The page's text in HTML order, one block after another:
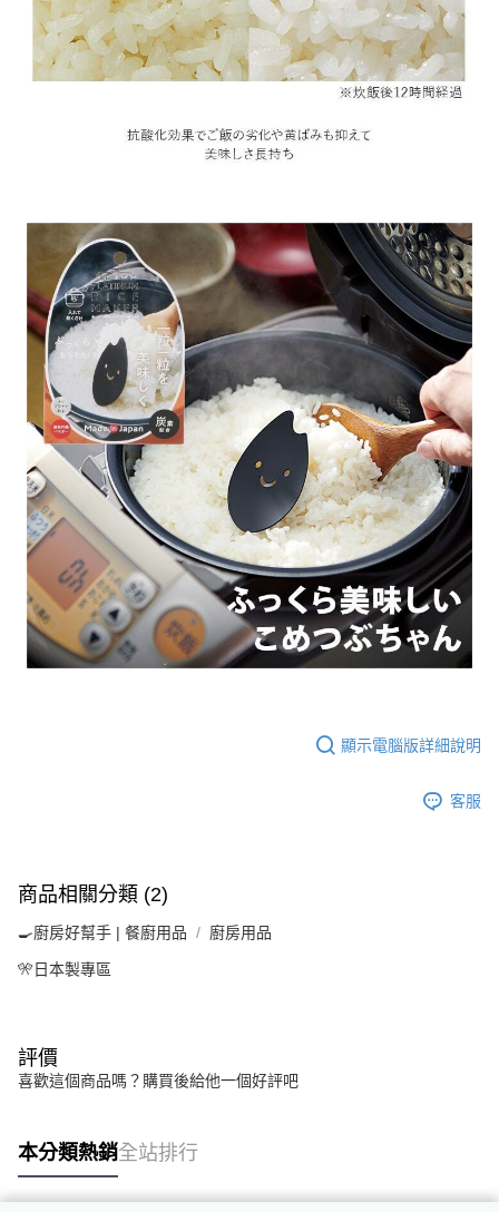
顯示電腦版詳細說明
客服
商品相關分類 (2)
🍳廚房好幫手 | 餐廚用品 廚房用品
🎌日本製專區
評價
喜歡這個商品嗎？購買後給他一個好評吧
本分類熱銷全站排行